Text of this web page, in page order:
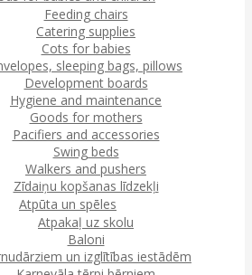
Feeding chairs
Catering supplies
Cots for babies
sleeping bags, pillows
Development boards
Hygiene and maintenance
Goods for mothers
Pacifiers and accessories
Swing beds
Walkers and pushers
Zīdaiņu kopšanas līdzekļi
Atpūta un spēles
Atpakaļ uz skolu
Baloni
un izglītības iestādēm